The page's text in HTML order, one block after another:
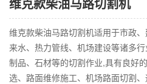
维克款柴油马路切割机适用于市政
来水、热力管线、机场建设等诸多
制品、石材等的切割作业,具有良好
选、路面维修施工、机场路面切割